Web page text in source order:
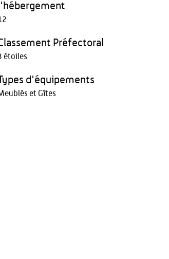
Préfectoral
étoiles
d'équipements
et Gîtes